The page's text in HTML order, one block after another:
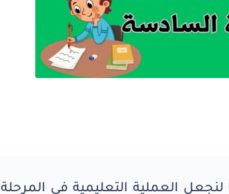
العملية التعليمية في المرحلة